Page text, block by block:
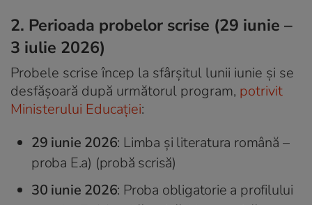
2. Perioada probelor scrise (29 iunie –
3 iulie 2026)
Probele scrise încep la sfârșitul lunii iunie și se
desfășoară după următorul program, potrivit
Ministerului Educației:
29 iunie 2026: Limba și literatura română –
proba E.a) (probă scrisă)
30 iunie 2026: Proba obligatorie a profilului